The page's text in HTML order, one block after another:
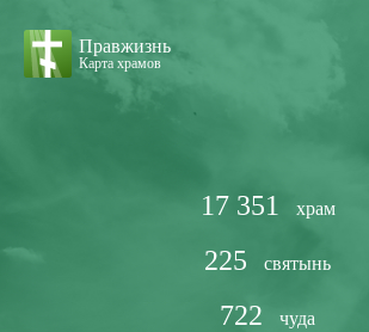
Правжизнь
Карта храмов
17 351 храм
225 святынь
722 чуда